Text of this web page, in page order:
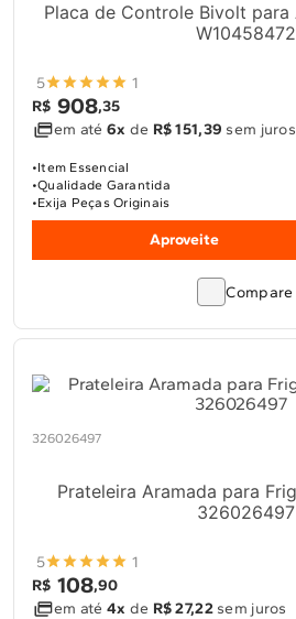
Placa de Controle Bivolt
W10458472
5
1
R$ 908,35
em até 6x de R$ 151,39 sem juros
Item Essencial
Qualidade Garantida
Exija Peças Originais
Aproveite
Compare
326026497
Prateleira Aramada para
326026497
5
1
R$ 108,90
em até 4x de R$ 27,22sem juros